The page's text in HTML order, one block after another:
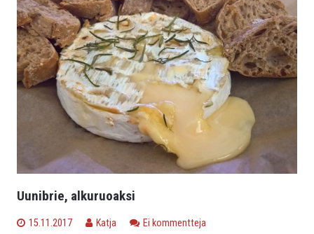
Uunibrie, alkuruoaksi
15.11.2017 Katja
Ei kommentteja